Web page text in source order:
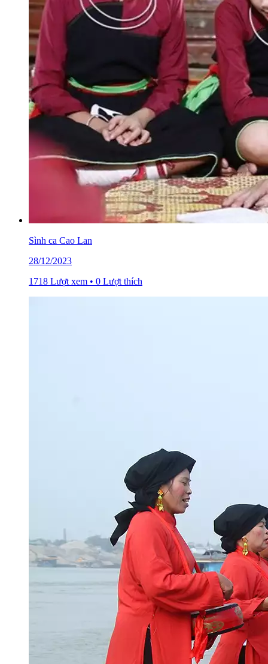
Sình ca Cao Lan
28/12/2023
1718 Lượt xem • 0 Lượt thích